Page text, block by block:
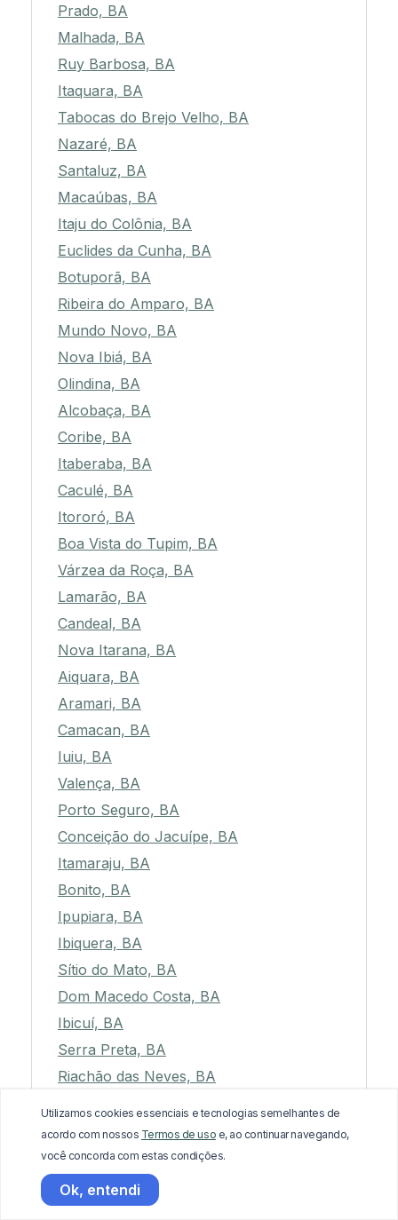
Prado, BA
Malhada, BA
Ruy Barbosa, BA
Itaquara, BA
Tabocas do Brejo Velho, BA
Nazaré, BA
Santaluz, BA
Macaúbas, BA
Itaju do Colônia, BA
Euclides da Cunha, BA
Botuporã, BA
Ribeira do Amparo, BA
Mundo Novo, BA
Nova Ibiá, BA
Olindina, BA
Alcobaça, BA
Coribe, BA
Itaberaba, BA
Caculé, BA
Itororó, BA
Boa Vista do Tupim, BA
Várzea da Roça, BA
Lamarão, BA
Candeal, BA
Nova Itarana, BA
Aiquara, BA
Aramari, BA
Camacan, BA
Iuiu, BA
Valença, BA
Porto Seguro, BA
Conceição do Jacuípe, BA
Itamaraju, BA
Bonito, BA
Ipupiara, BA
Ibiquera, BA
Sítio do Mato, BA
Dom Macedo Costa, BA
Ibicuí, BA
Serra Preta, BA
Riachão das Neves, BA
Serra do Ramalho, BA
Tanque Novo, BA
Paramirim, BA
Cafarnaum, BA
Utilizamos cookies essenciais e tecnologias semelhantes de
acordo com nossos Termos de uso e, ao continuar navegando,
você concorda com estas condições.
Ok, entendi